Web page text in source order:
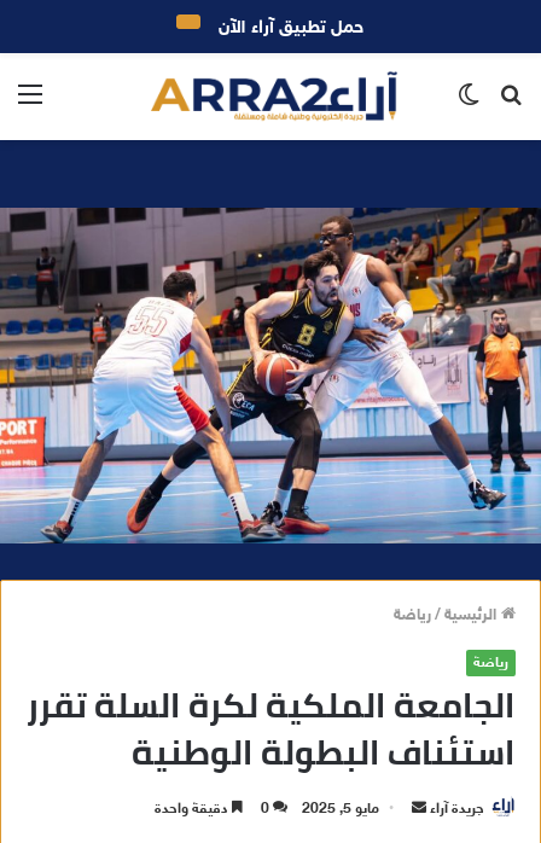
بحث
الرئيسية/رياضة
رياضة
الجامعة الملكية لكرة السلة تقرر
استئناف البطولة الوطنية
جريدة آراء مايو 5, 2025 0 دقيقة واحدة
حمل تطبيق آراء الآن